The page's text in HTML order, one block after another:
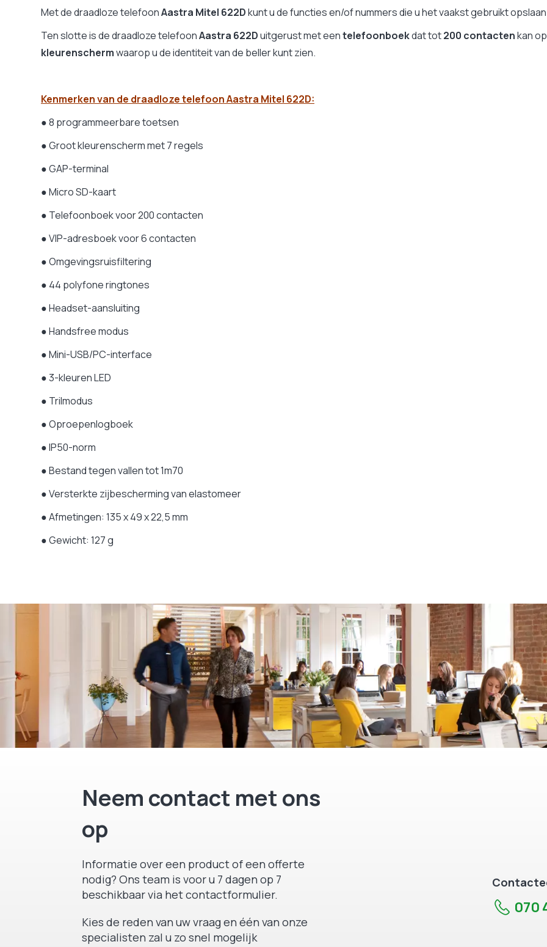
Terugbellen-lijst (BIS)
N.B
Sms
Nee
Beltonen
N.B
Bluetooth
Ja
Bescherming individuele werknemer (BIW)
PABX-compatibiliteit
Bereik
Compatibel met versterker (als optie)
Te verbinden op
Gecombineerde afmetingen
Basisafmetingen
Met de draadloze telefoonAastra Mitel 622Dkunt u de functies en/of nummers die u het vaakst gebruikt
Ten slotte is de draadloze telefoonAastra 622Duitgerust met eentelefoonboekdat tot200 contactenkan
kleurenschermwaarop u de identiteit van de beller kunt zien.
Kenmerken van de draadloze telefoon Aastra Mitel 622D:
● 8 programmeerbare toetsen
● Groot kleurenscherm met 7 regels
● GAP-terminal
● Micro SD-kaart
● Telefoonboek voor 200 contacten
● VIP-adresboek voor 6 contacten
● Omgevingsruisfiltering
● 44 polyfone ringtones
● Headset-aansluiting
● Handsfree modus
● Mini-USB/PC-interface
● 3-kleuren LED
● Trilmodus
● Oproepenlogboek
● IP50-norm
● Bestand tegen vallen tot 1m70
● Versterkte zijbescherming van elastomeer
● Afmetingen: 135 x 49 x 22,5 mm
● Gewicht: 127 g
Neem contact met ons
op
Informatie over een product of een offerte
nodig? Ons team is voor u 7 dagen op 7
beschikbaar via het contactformulier.
Kies de reden van uw vraag en één van onze
specialisten zal u zo snel mogelijk
070